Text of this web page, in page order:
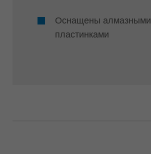
Оснащены алмазными
пластинками